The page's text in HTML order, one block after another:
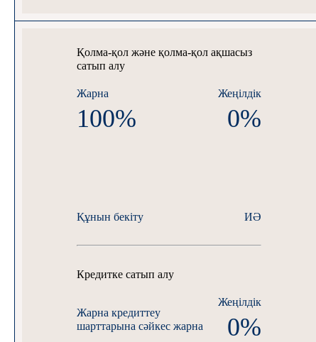
Қолма-қол және қолма-қол ақшасыз
сатып алу
Жарна
100%
Жеңілдік
0%
Құнын бекіту ИӘ
Кредитке сатып алу
Жарна кредиттеу
шарттарына сәйкес жарна
Жеңілдік
0%